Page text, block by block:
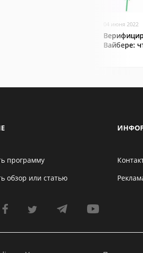
04 июня 2022
Вайбере:
программу
обзор или статью